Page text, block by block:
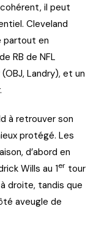
il peut
Cleveland
partout en
RB de NFL
Landry), et un
à retrouver son
protégé. Les
d’abord en
Wills au 1er tour
droite, tandis que
aveugle de